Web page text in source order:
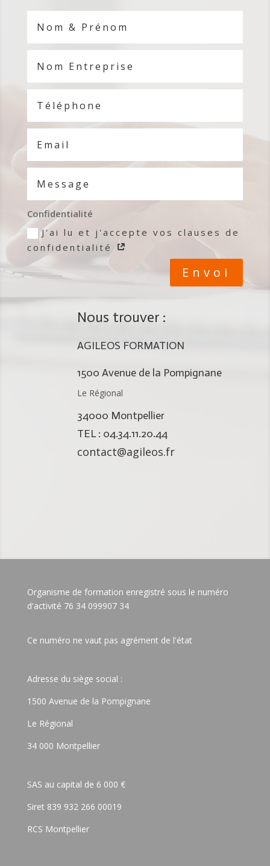
Confidentialité
J'ai lu et j'accepte vos clauses de
confidentialité
Envoi
Nous trouver :
AGILEOS FORMATION
1500 Avenue de la Pompignane
Le Régional
34000 Montpellier
TEL : 04.34.11.20.44
contact@agileos.fr
Organisme de formation enregistré sous le numéro
d'activité 76 34 099907 34
Ce numéro ne vaut pas agrément de l'état
Adresse du siège social :
1500 Avenue de la Pompignane
Le Régional
34 000 Montpellier
SAS au capital de 6 000 €
Siret 839 932 266 00019
RCS Montpellier